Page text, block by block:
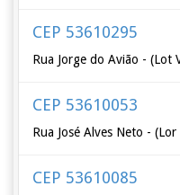
CEP 53610295
Rua Jorge do Avião - (Lot
CEP 53610053
Rua José Alves Neto -
CEP 53610085